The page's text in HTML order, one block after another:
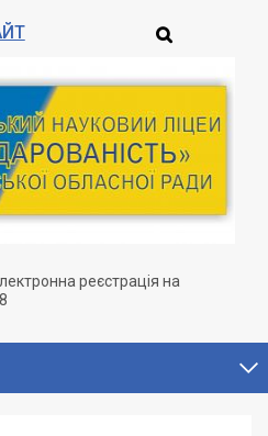
реєстрація на